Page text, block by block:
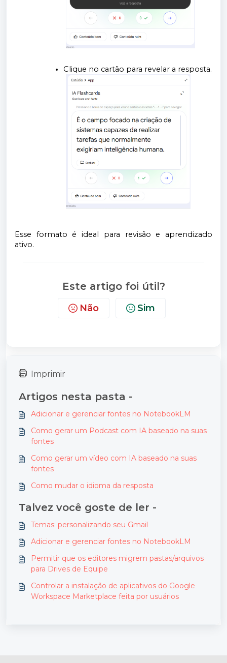
Clique no cartão para revelar a resposta.
Esse formato é ideal para revisão e aprendizado
ativo.
Este artigo foi útil?
Não Sim
Imprimir
Artigos nesta pasta -
Adicionar e gerenciar fontes no NotebookLM
Como gerar um Podcast com IA baseado na suas
fontes
Como gerar um vídeo com IA baseado na suas
fontes
Como mudar o idioma da resposta
Talvez você goste de ler -
Temas: personalizando seu Gmail
Adicionar e gerenciar fontes no NotebookLM
Permitir que os editores migrem pastas/arquivos
para Drives de Equipe
Controlar a instalação de aplicativos do Google
Workspace Marketplace feita por usuários